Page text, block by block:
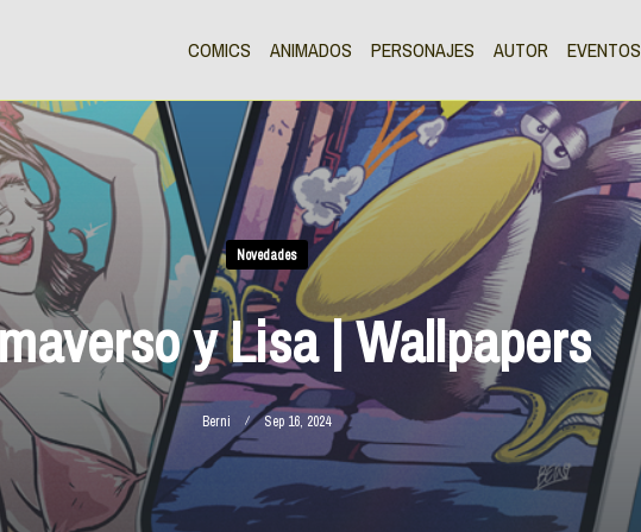
COMICS ANIMADOS PERSONAJES AUTOR EVENTOS
Novedades
y Lisa | Wallpapers
Berni Sep 16, 2024